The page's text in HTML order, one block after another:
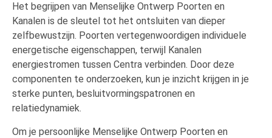
Het begrijpen van Menselijke Ontwerp Poorten en
Kanalen is de sleutel tot het ontsluiten van dieper
zelfbewustzijn. Poorten vertegenwoordigen individuele
energetische eigenschappen, terwijl Kanalen
energiestromen tussen Centra verbinden. Door deze
componenten te onderzoeken, kun je inzicht krijgen in je
sterke punten, besluitvormingspatronen en
relatiedynamiek.
Om je persoonlijke Menselijke Ontwerp Poorten en